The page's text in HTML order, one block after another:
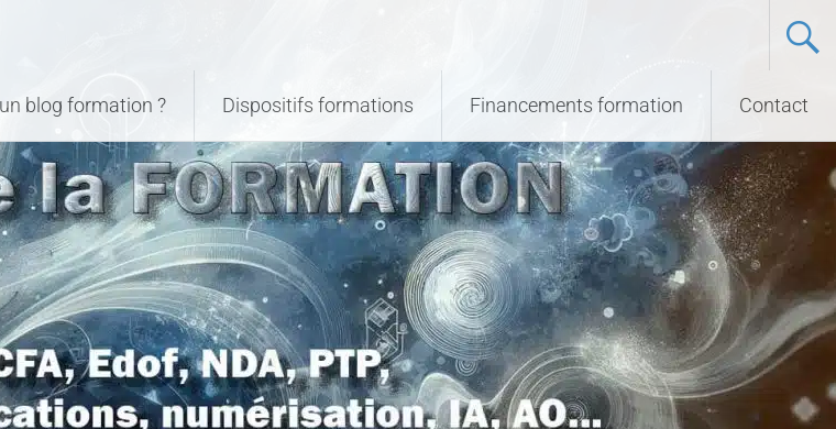
blog formation ? Dispositifs formations Financements formation Contact